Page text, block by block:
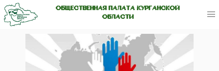
ОБЩЕСТВЕННАЯ ПАЛАТА КУРГАНСКОЙ
ОБЛАСТИ